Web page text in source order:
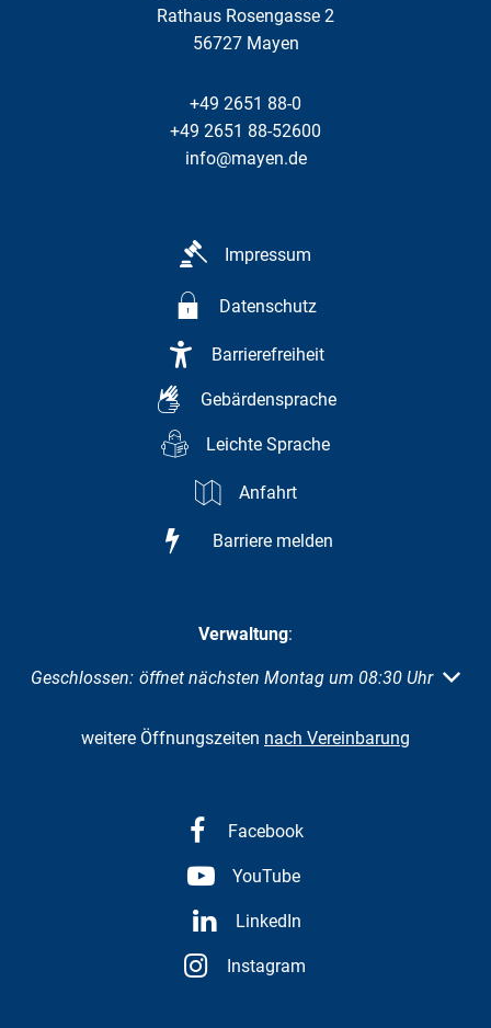
Rathaus Rosengasse 2
56727 Mayen
+49 2651 88-0
+49 2651 88-52600
info@mayen.de
Impressum
Datenschutz
Barrierefreiheit
Gebärdensprache
Leichte Sprache
Anfahrt
Barriere melden
Verwaltung:
Klicken, um weitere Öffnungs- oder Schließzeiten
Geschlossen: öffnet nächsten Montag um 08:30 Uhr
weitere Öffnungszeiten nach Vereinbarung
Facebook
YouTube
LinkedIn
Instagram